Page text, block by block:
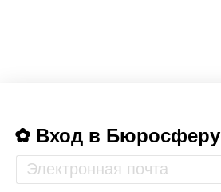
Вход в Бюросферу